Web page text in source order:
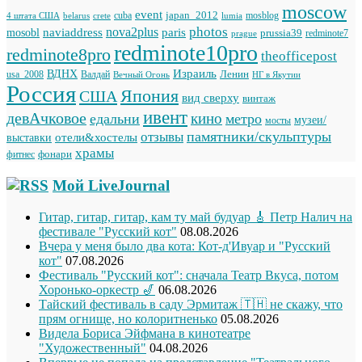
4 штата США belarus crete cuba event japan_2012 lumia mosblog moscow
mosobl naviaddress nova2plus paris photos prague prussia39 redminote7
redminote8proredminote10pro theofficepost
usa_2008 ВДНХ Валдай Вечный Огонь Израиль Ленин НГ в Якутии
РоссияСША Япония вид сверху винтаж
девАчковое едальни ивенткино метро мосты музеи/
выставки отели&хостелы отзывы памятники/скульптуры
фитнес фонари храмы
Мой LiveJournal
Гитар, гитар, гитар, кам ту май будуар 🎸 Петр Налич на
фестивале "Русский кот" 08.08.2026
Вчера у меня было два кота: Кот-д'Ивуар и "Русский
кот" 07.08.2026
Фестиваль "Русский кот": сначала Театр Вкуса, потом
Хоронько-оркестр 🎷 06.08.2026
Тайский фестиваль в саду Эрмитаж 🇹🇭 не скажу, что
прям огнище, но колоритненько 05.08.2026
Видела Бориса Эйфмана в кинотеатре
"Художественный" 04.08.2026